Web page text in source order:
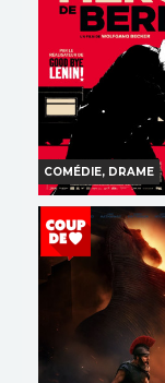
Bande-
TOUT PUBLIC
COMÉDIE, DRAME
LE HÉROS
Horaires et
Bande-